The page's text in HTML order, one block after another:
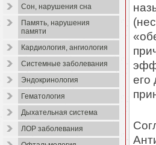
Сон, нарушения сна
Память, нарушения
памяти
Кардиология, ангиология
Системные заболевания
Эндокринология
Гематология
Дыхательная система
ЛОР заболевания
его